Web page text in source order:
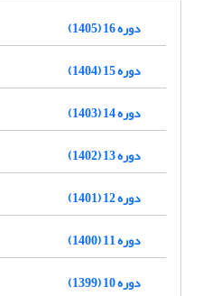
دوره 16 (1405)
دوره 15 (1404)
دوره 14 (1403)
دوره 13 (1402)
دوره 12 (1401)
دوره 11 (1400)
دوره 10 (1399)